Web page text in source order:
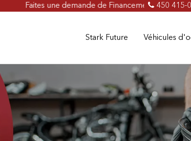
Faites une demande de Financement en ligne dès450 415-
Stark Future Véhicules